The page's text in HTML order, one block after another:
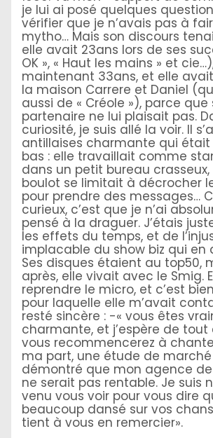
je lui ai posé quelques
vérifier que je n’avais pas à
mytho… Mais son discours
elle avait 23ans lors de ses
OK », « Haut les mains » et
maintenant 33ans, et elle
la maison Carrere et Daniel
aussi de « Créole »), parce que
partenaire ne lui plaisait pas.
curiosité, je suis allé la voir. Il
antillaises charmante qui
bas : elle travaillait comme
dans un petit bureau crasseux,
boulot se limitait à décrocher
pour prendre des messages…
curieux, c’est que je n’ai
pensé à la draguer. J’étais
les effets du temps, et de
implacable du show biz qui en
Ses disques étaient au top50,
après, elle vivait avec le Smig.
reprendre le micro, et c’est
pour laquelle elle m’avait
resté sincère : -« vous êtes
charmante, et j’espère de
vous recommencerez à
ma part, une étude de
démontré que mon agence
ne serait pas rentable. Je suis
venu vous voir pour vous dire
beaucoup dansé sur vos
tient à vous en remercier».